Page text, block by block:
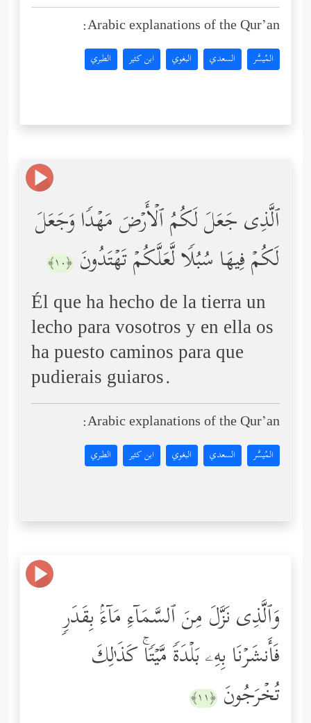
Arabic explanations of the Qur’an:
المُيسَّر السعدي البغوي ابن كثير الطبري
ٱلَّذِی جَعَلَ لَكُمُ ٱلۡأَرۡضَ مَهۡدࣰا وَجَعَلَ
لَكُمۡ فِیهَا سُبُلࣰا لَّعَلَّكُمۡ تَهۡتَدُونَ ﴿١٠﴾
Él que ha hecho de la tierra un
lecho para vosotros y en ella os
ha puesto caminos para que
pudierais guiaros.
Arabic explanations of the Qur’an:
المُيسَّر السعدي البغوي ابن كثير الطبري
وَٱلَّذِی نَزَّلَ مِنَ ٱلسَّمَاۤءِ مَاۤءَۢ بِقَدَرࣲ
فَأَنشَرۡنَا بِهِۦ بَلۡدَةࣰ مَّیۡتࣰاۚ كَذَ ٰ⁠لِكَ
تُخۡرَجُونَ ﴿١١﴾